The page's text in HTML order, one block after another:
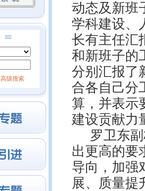
高级搜索
动态及新班
学科建设、
长有主任汇
和新班子的
分别汇报了
合各自己分
算，并表示
建设贡献力
罗卫东
出更高的要
导向，加强
展、质量提